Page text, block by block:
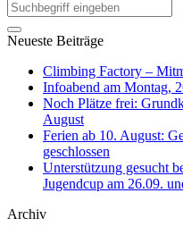
Neueste Beiträge
Climbing Factory –
Infoabend am Montag,
Noch Plätze frei:
August
Ferien ab 10. August:
geschlossen
Unterstützung gesucht
Jugendcup am 26.09.
Archiv